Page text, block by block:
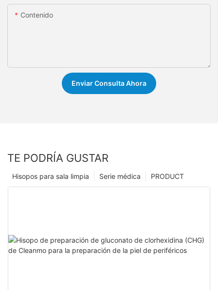
Contenido
Enviar Consulta Ahora
TE PODRÍA GUSTAR
PRODUCT
Serie médica
Hisopos para sala limpia